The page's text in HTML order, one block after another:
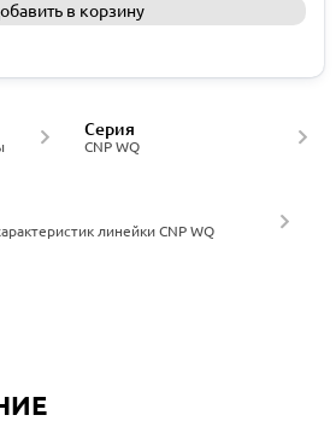
в корзину
CNP WQ
Серия
линейки CNP WQ